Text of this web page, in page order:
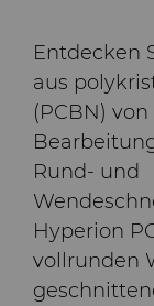
Entdecken
aus
(PCBN)
Rund- und
Hyperion
vollrunden